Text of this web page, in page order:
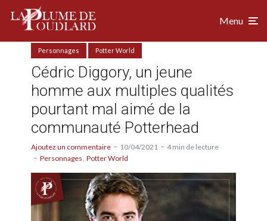
Menu
Personnages Potter World
Cédric Diggory, un jeune
homme aux multiples qualités
pourtant mal aimé de la
communauté Potterhead
Ajoutez un commentaire 10/04/2021
4 min de lecture
Personnages Potter World